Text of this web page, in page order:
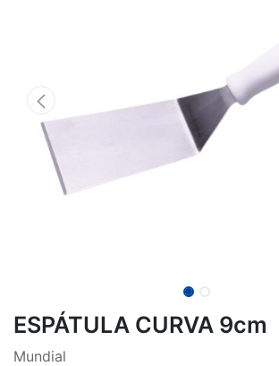
ESPÁTULA CURVA 9cm
Mundial